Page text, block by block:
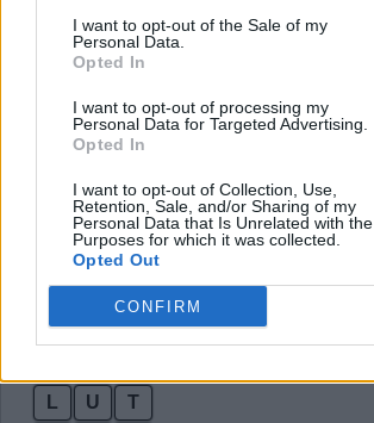
I want to opt-out of the Sale of my
Personal Data.
Opted In
I want to opt-out of processing my
Personal Data for Targeted Advertising.
Opted In
I want to opt-out of Collection, Use,
Retention, Sale, and/or Sharing of my
Personal Data that Is Unrelated with the
Purposes for which it was collected.
Opted Out
CONFIRM
T
U
E
G
E
T
I
G
I
T
L
I
U
L
T
E
L
U
T